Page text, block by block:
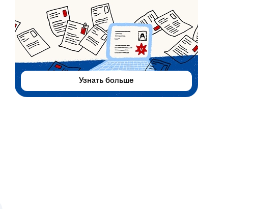
Узнать больше